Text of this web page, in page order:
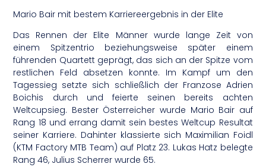
Mario Bair mit bestem Karriereergebnis in der Elite
Das Rennen der Elite Männer wurde lange Zeit von
einem Spitzentrio beziehungsweise später einem
führenden Quartett geprägt, das sich an der Spitze vom
restlichen Feld absetzen konnte. Im Kampf um den
Tagessieg setzte sich schließlich der Franzose Adrien
Boichis durch und feierte seinen bereits achten
Weltcupsieg. Bester Österreicher wurde Mario Bair auf
Rang 18 und errang damit sein bestes Weltcup Resultat
seiner Karriere. Dahinter klassierte sich Maximilian Foidl
(KTM Factory MTB Team) auf Platz 23. Lukas Hatz belegte
Rang 46, Julius Scherrer wurde 65.